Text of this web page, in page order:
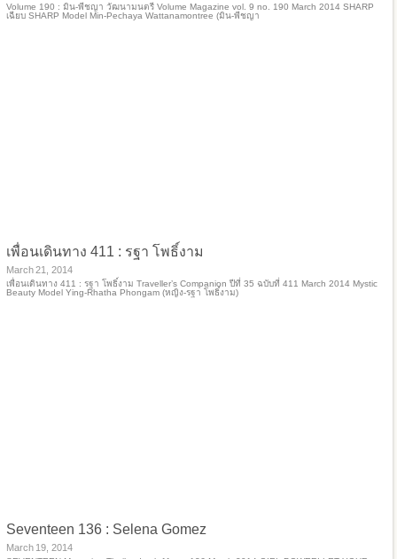
Volume 190 : มิน-พีชญา วัฒนามนตรี Volume Magazine vol. 9 no. 190 March 2014 SHARP
เฉียบ SHARP Model Min-Pechaya Wattanamontree (มิน-พีชญา
เพื่อนเดินทาง 411 : รฐา โพธิ์งาม
March 21, 2014
เพื่อนเดินทาง 411 : รฐา โพธิ์งาม Traveller’s Companion ปีที่ 35 ฉบับที่ 411 March 2014 Mystic
Beauty Model Ying-Rhatha Phongam (หญิง-รฐา โพธิ์งาม)
Seventeen 136 : Selena Gomez
March 19, 2014